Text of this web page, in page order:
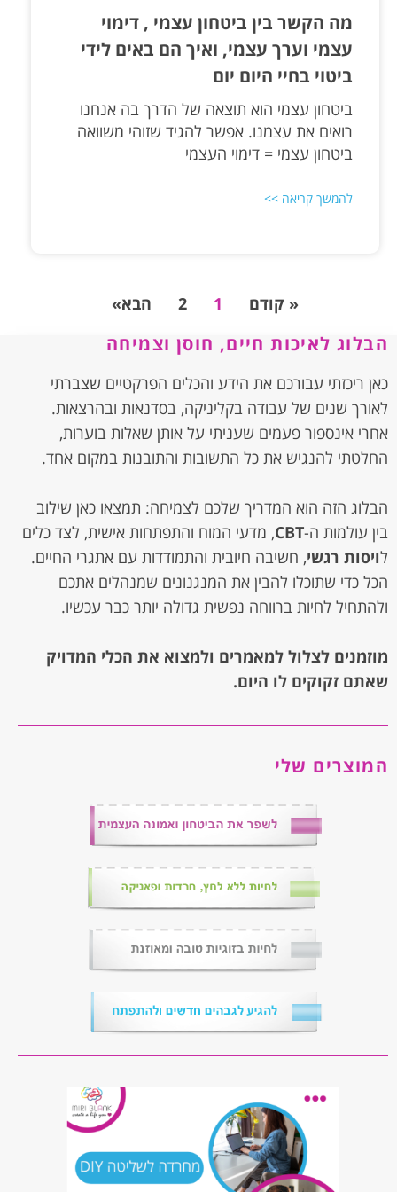
מה הקשר בין ביטחון עצמי , דימוי
עצמי וערך עצמי, ואיך הם באים לידי
ביטוי בחיי היום יום
ביטחון עצמי הוא תוצאה של הדרך בה אנחנו
רואים את עצמנו. אפשר להגיד שזוהי משוואה
ביטחון עצמי = דימוי העצמי
להמשך קריאה >>
« קודם 1
2 הבא»
הבלוג לאיכות חיים, חוסן וצמיחה
כאן ריכזתי עבורכם את הידע והכלים הפרקטיים שצברתי
לאורך שנים של עבודה בקליניקה, בסדנאות ובהרצאות.
אחרי אינספור פעמים שעניתי על אותן שאלות בוערות,
החלטתי להנגיש את כל התשובות והתובנות במקום אחד.
הבלוג הזה הוא המדריך שלכם לצמיחה: תמצאו כאן שילוב
בין עולמות ה-CBT, מדעי המוח והתפתחות אישית, לצד כלים
לויסות רגשי, חשיבה חיובית והתמודדות עם אתגרי החיים.
הכל כדי שתוכלו להבין את המנגנונים שמנהלים אתכם
ולהתחיל לחיות ברווחה נפשית גדולה יותר כבר עכשיו.
מוזמנים לצלול למאמרים ולמצוא את הכלי המדויק
שאתם זקוקים לו היום.
המוצרים שלי